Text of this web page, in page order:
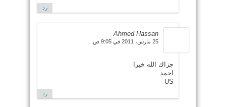
رد
Ahmed Hassan
25 مارس، 2011 في 9:05 ص
جزاك الله خيرا
احمد
US
رد